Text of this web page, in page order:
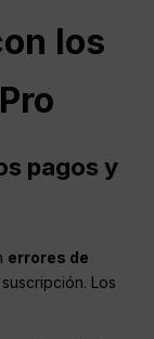
los
pagos y
errores de
Los